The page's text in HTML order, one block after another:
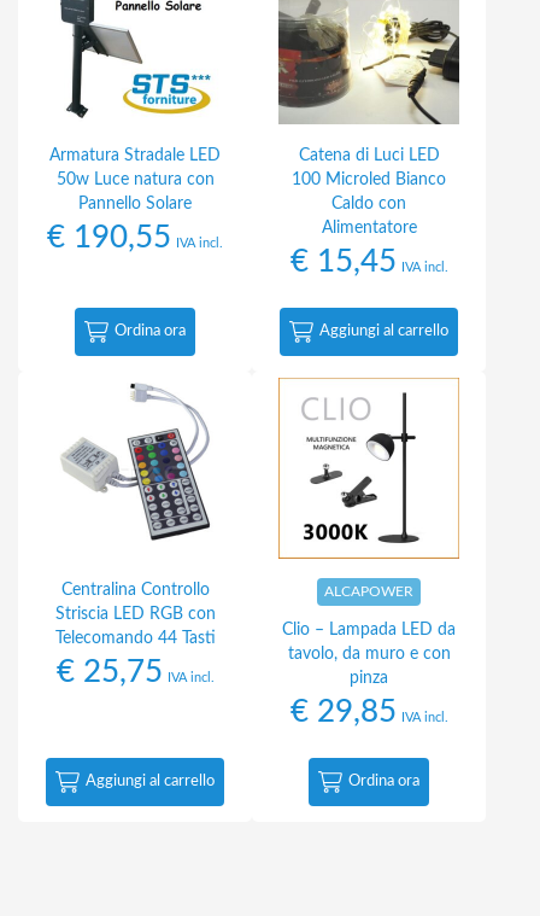
Armatura Stradale LED
50w Luce natura con
Pannello Solare
€ 190,55 IVA incl.
Ordina ora
Catena di Luci LED
100 Microled Bianco
Caldo con
Alimentatore
€15,45 IVA incl.
Aggiungi al carrello
Centralina Controllo
Striscia LED RGB con
Telecomando 44 Tasti
€25,75 IVA incl.
Aggiungi al carrello
ALCAPOWER
Clio – Lampada LED da
tavolo, da muro e con
pinza
€29,85 IVA incl.
Ordina ora